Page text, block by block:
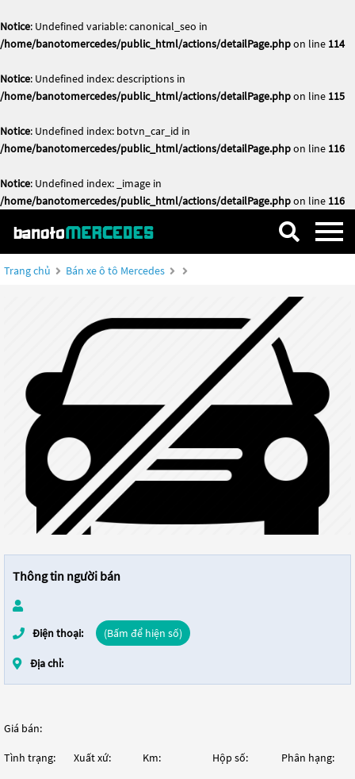
Notice: Undefined variable: canonical_seo in
/home/banotomercedes/public_html/actions/detailPage.phpon line 114
Notice: Undefined index: descriptions in
/home/banotomercedes/public_html/actions/detailPage.phpon line 115
Notice: Undefined index: botvn_car_id in
/home/banotomercedes/public_html/actions/detailPage.phpon line 116
Notice: Undefined index: _image in
/home/banotomercedes/public_html/actions/detailPage.phpon line 116
Trang chủ Bán xe ô tô Mercedes
Thông tin người bán
Điện thoại: (Bấm để hiện số)
Địa chỉ:
Giá bán:
Tình trạng: Xuất xứ: Km: Hộp số: Phân hạng: